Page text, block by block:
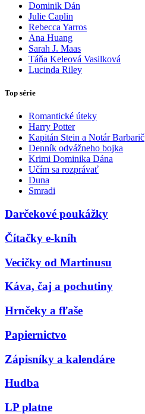
Dominik Dán
Julie Caplin
Rebecca Yarros
Ana Huang
Sarah J. Maas
Táňa Keleová Vasilková
Lucinda Riley
Top série
Romantické úteky
Harry Potter
Kapitán Stein a Notár Barbarič
Denník odvážneho bojka
Krimi Dominika Dána
Učím sa rozprávať
Duna
Smradi
Darčekové poukážky
Čítačky e-kníh
Vecičky od Martinusu
Káva, čaj a pochutiny
Hrnčeky a fľaše
Papiernictvo
Zápisníky a kalendáre
Hudba
LP platne